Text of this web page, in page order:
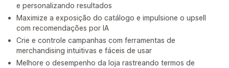
e personalizando resultados
Maximize a exposição do catálogo e impulsione o upsell
com recomendações por IA
Crie e controle campanhas com ferramentas de
merchandising intuitivas e fáceis de usar
Melhore o desempenho da loja rastreando termos de